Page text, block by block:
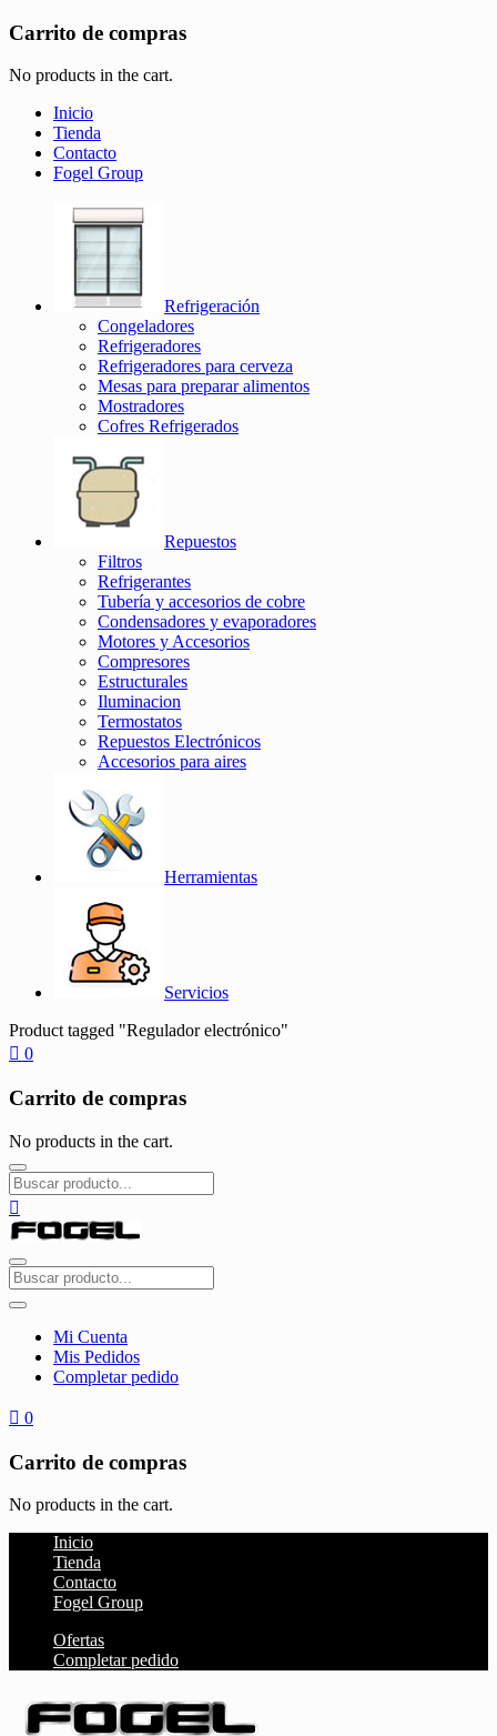
Carrito de compras
No products in the cart.
Inicio
Tienda
Contacto
Fogel Group
Refrigeración
Congeladores
Refrigeradores
Refrigeradores para cerveza
Mesas para preparar alimentos
Mostradores
Cofres Refrigerados
Repuestos
Filtros
Refrigerantes
Tubería y accesorios de cobre
Condensadores y evaporadores
Motores y Accesorios
Compresores
Estructurales
Iluminacion
Termostatos
Repuestos Electrónicos
Accesorios para aires
Herramientas
Servicios
Product tagged "Regulador electrónico"
0
Carrito de compras
No products in the cart.
Mi Cuenta
Mis Pedidos
Completar pedido
0
Carrito de compras
No products in the cart.
Inicio
Tienda
Contacto
Fogel Group
Ofertas
Completar pedido